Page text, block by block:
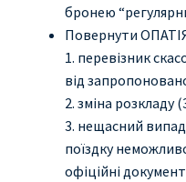
бронею
Повернути
1. перевізник
від
2. зміна розкладу
3. нещасний
поїздку
офіційні